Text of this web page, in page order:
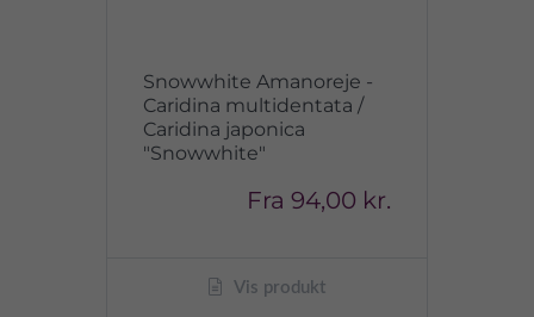
Snowwhite Amanoreje -
Caridina multidentata /
Caridina japonica
"Snowwhite"
Fra 94,00 kr.
Vis produkt